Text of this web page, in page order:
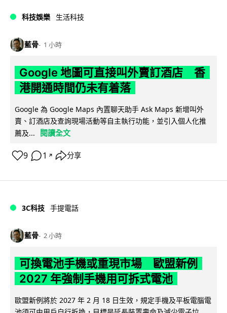
科技娛樂 生活科技
藍骨 1 小時
Google 地圖可直接叫外賣訂酒店 香
港開通時間仍未有着落
Google 為 Google Maps 內置聊天助手 Ask Maps 新增叫外
賣、訂酒店及查詢現場活動等自主執行功能，並引入個人化推
薦及...
閱讀全文
9 1 ↗ 分享
3C科技 手提電話
藍骨 2 小時
可換電池手機或重現市場 歐盟新例
2027 年強制手機用可拆式電池
歐盟新例將於 2027 年 2 月 18 日生效，規定手機及平板電腦電